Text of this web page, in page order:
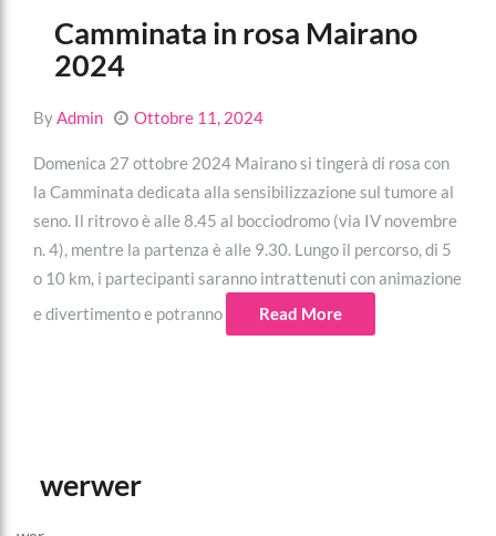
Camminata in rosa Mairano
2024
ByAdmin Ottobre 11, 2024
Domenica 27 ottobre 2024 Mairano si tingerà di rosa con
la Camminata dedicata alla sensibilizzazione sul tumore al
seno. Il ritrovo è alle 8.45 al bocciodromo (via IV novembre
n. 4), mentre la partenza è alle 9.30. Lungo il percorso, di 5
o 10 km, i partecipanti saranno intrattenuti con animazione
e divertimento e potranno
Read More
werwer